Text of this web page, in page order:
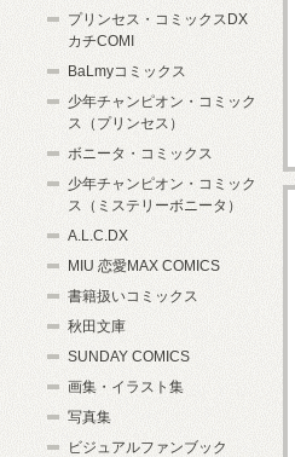
プリンセス・コミックスDX
カチCOMI
BaLmyコミックス
少年チャンピオン・コミック
ス（プリンセス）
ボニータ・コミックス
少年チャンピオン・コミック
ス（ミステリーボニータ）
A.L.C.DX
MIU 恋愛MAX COMICS
書籍扱いコミックス
秋田文庫
SUNDAY COMICS
画集・イラスト集
写真集
ビジュアルファンブック